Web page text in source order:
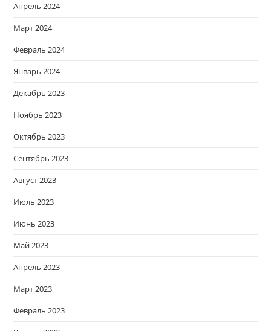
Апрель 2024
Март 2024
Февраль 2024
Январь 2024
Декабрь 2023
Ноябрь 2023
Октябрь 2023
Сентябрь 2023
Август 2023
Июль 2023
Июнь 2023
Май 2023
Апрель 2023
Март 2023
Февраль 2023